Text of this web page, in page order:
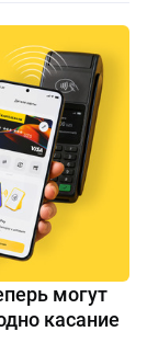
могут
касание